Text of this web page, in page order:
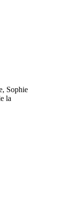
Sophie
la